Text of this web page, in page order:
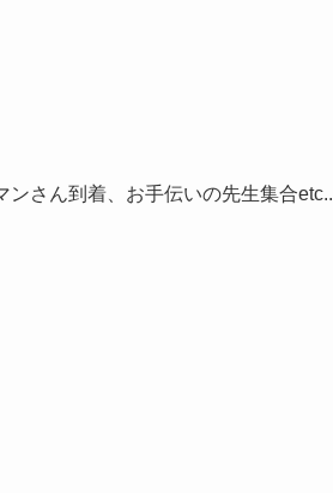
さん到着、お手伝いの先生集合etc..